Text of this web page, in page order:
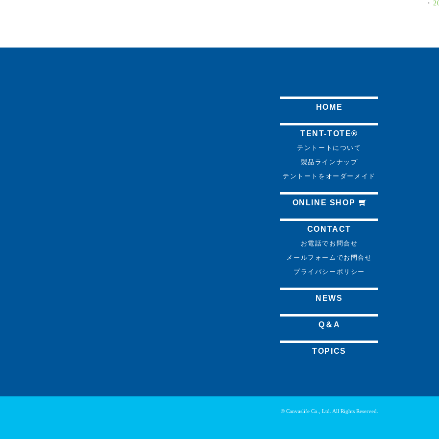
HOME
TENT-TOTE®
テントートについて
製品ラインナップ
テントートをオーダーメイド
ONLINE SHOP
CONTACT
お電話でお問合せ
メールフォームでお問合せ
プライバシーポリシー
NEWS
Q＆A
TOPICS
© Canvaslife Co., Ltd. All Rights Reserved.